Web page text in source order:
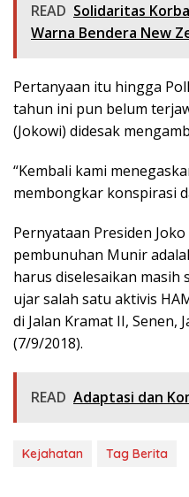
READ Solidaritas
Warna Bendera New
Pertanyaan itu hingga
tahun ini pun belum
(Jokowi) didesak
“Kembali kami
membongkar konspirasi
Pernyataan Presiden
pembunuhan Munir
harus diselesaikan masih
ujar salah satu aktivis
di Jalan Kramat II, Senen,
(7/9/2018).
READ Adaptasi dan
Kejahatan Tag Berita